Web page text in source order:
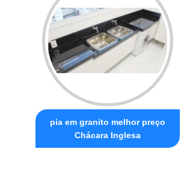
pia em granito melhor preço
Chácara Inglesa